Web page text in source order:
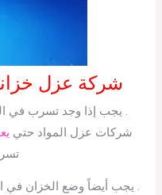
شركة عزل
. يجب إذا وجد تسرب في
شركات عزل المواد حتي
. يجب أيضاً وضع الخزان في